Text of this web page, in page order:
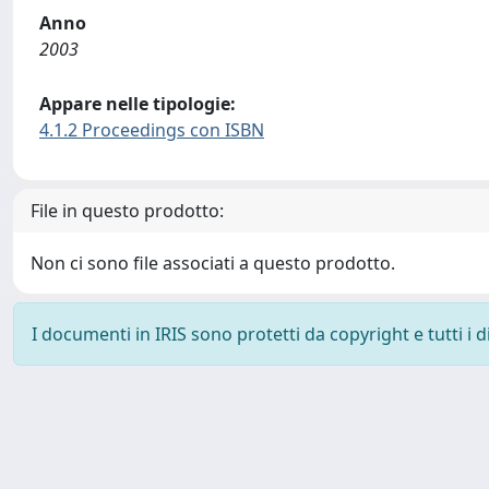
Anno
2003
Appare nelle tipologie:
4.1.2 Proceedings con ISBN
File in questo prodotto:
Non ci sono file associati a questo prodotto.
I documenti in IRIS sono protetti da copyright e tutti i